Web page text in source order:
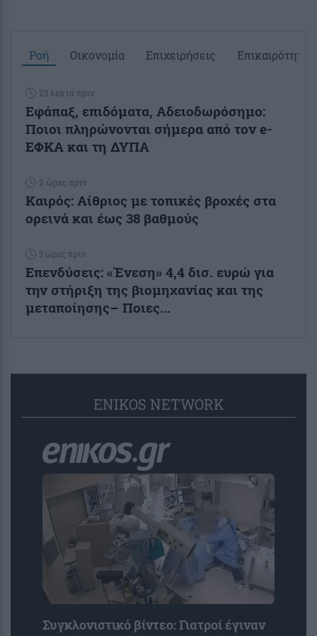
Ροή Οικονομία Επιχειρήσεις Επικαιρότητα
23 λεπτά πριν
Εφάπαξ, επιδόματα, Αδειοδωρόσημο:
Ποιοι πληρώνονται σήμερα από τον e-
ΕΦΚΑ και τη ΔΥΠΑ
2 ώρες πριν
Καιρός: Αίθριος με τοπικές βροχές στα
ορεινά και έως 38 βαθμούς
3 ώρες πριν
Επενδύσεις: «Ένεση» 4,4 δισ. ευρώ για
την στήριξη της βιομηχανίας και της
μεταποίησης– Ποιες...
ENIKOS NETWORK
Συγκλονιστικό βίντεο: Γιατροί έγιναν